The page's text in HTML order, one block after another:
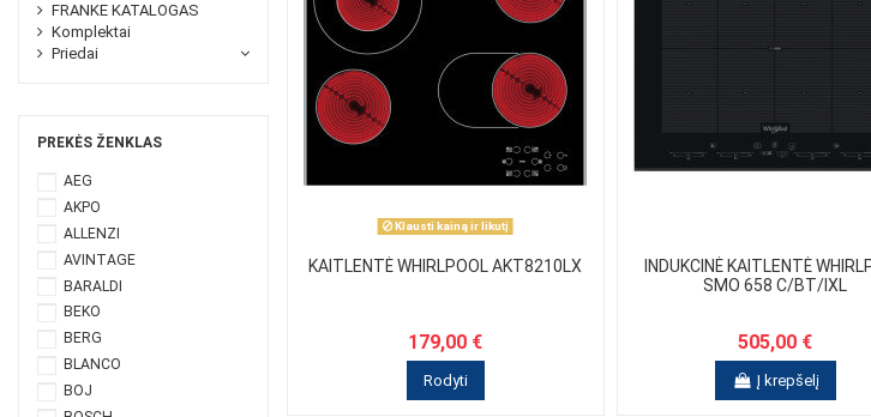
Klausti kainą ir likutį
KAITLENTĖ WHIRLPOOL AKT8210LX
179,00 €
Rodyti
INDUKCINĖ KAITLENTĖ
SMO 658 C/BT/IXL
505,00 €
Į krepšelį
FRANKE KATALOGAS
Komplektai
Priedai
PREKĖS ŽENKLAS
AEG
AKPO
ALLENZI
AVINTAGE
BARALDI
BEKO
BERG
BLANCO
BOJ